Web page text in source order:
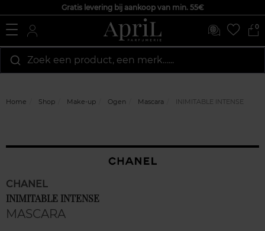
Gratis levering bij aankoop van min. 55€
0
Zoek een product, een merk…...
Home Shop Make-up Ogen Mascara INIMITABLE INTENSE
CHANEL
INIMITABLE INTENSE
MASCARA